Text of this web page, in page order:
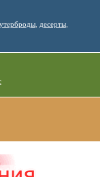
, десерты,